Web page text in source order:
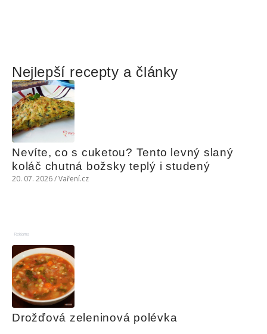
Nejlepší recepty a články
Nevíte, co s cuketou? Tento levný slaný
koláč chutná božsky teplý i studený
20. 07. 2026 / Vaření.cz
Reklama
Drožďová zeleninová polévka